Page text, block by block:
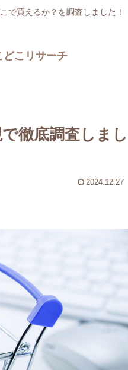
で買えるか？を調査しました！
どこリサーチ
徹底調査しまし
2024.12.27